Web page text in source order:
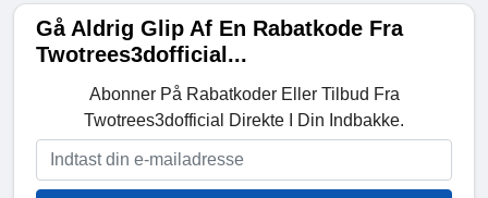
Gå Aldrig Glip Af En Rabatkode Fra
Twotrees3dofficial...
Abonner På Rabatkoder Eller Tilbud Fra
Twotrees3dofficial Direkte I Din Indbakke.